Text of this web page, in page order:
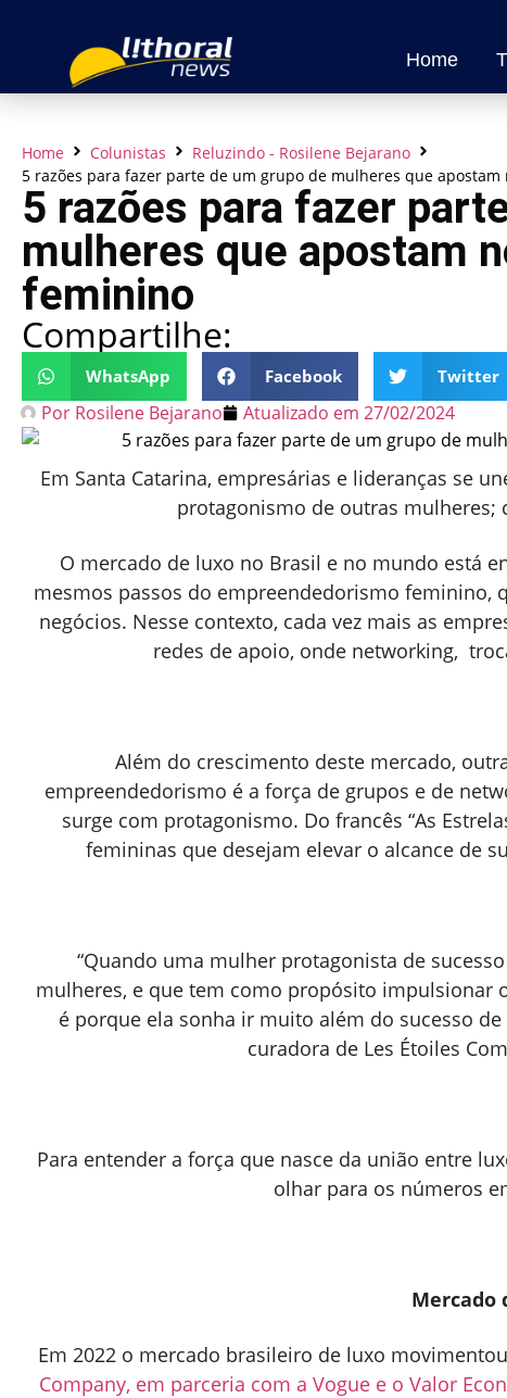
Home
Home Colunistas
Reluzindo - Rosilene Bejarano
5 razões para fazer parte de um grupo de mulheres que
5 razões para fazer
mulheres que apostam
feminino
Compartilhe:
WhatsApp Facebook Twitter
Por Rosilene Bejarano Atualizado em 27/02/2024
Em Santa Catarina, empresárias e lideranças se
protagonismo de outras mulheres;
O mercado de luxo no Brasil e no mundo está
mesmos passos do empreendedorismo feminino,
negócios. Nesse contexto, cada vez mais as
redes de apoio, onde networking,
Além do crescimento deste mercado,
empreendedorismo é a força de grupos e de
surge com protagonismo. Do francês “As
femininas que desejam elevar o alcance de
“Quando uma mulher protagonista de
mulheres, e que tem como propósito impulsionar
é porque ela sonha ir muito além do sucesso
curadora de Les Étoiles
Para entender a força que nasce da união entre
olhar para os números
Mercado
Em 2022 o mercado brasileiro de luxo
Company, em parceria com a Vogue e o Valor